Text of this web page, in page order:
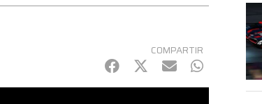
COMPARTIR
Facebook
Twitter
mail WhatsApp